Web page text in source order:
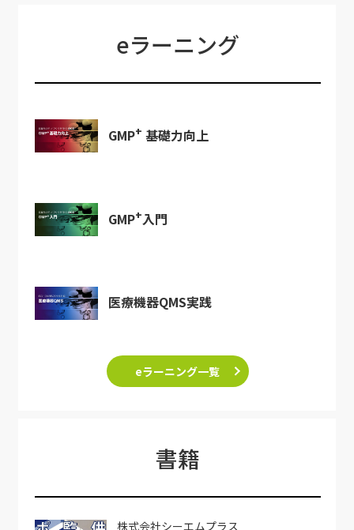
eラーニング
GMP+ 基礎力向上
GMP+入門
医療機器QMS実践
eラーニング一覧
書籍
株式会社シーエムプラス